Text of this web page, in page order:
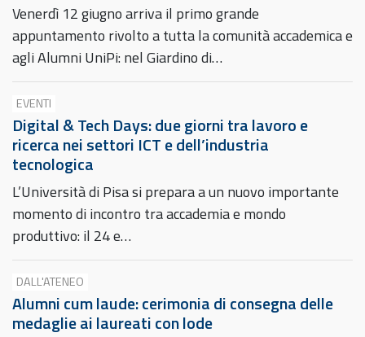
Venerdì 12 giugno arriva il primo grande
appuntamento rivolto a tutta la comunità accademica e
agli Alumni UniPi: nel Giardino di…
EVENTI
Digital & Tech Days: due giorni tra lavoro e
ricerca nei settori ICT e dell’industria
tecnologica
L’Università di Pisa si prepara a un nuovo importante
momento di incontro tra accademia e mondo
produttivo: il 24 e…
DALL'ATENEO
Alumni cum laude: cerimonia di consegna delle
medaglie ai laureati con lode